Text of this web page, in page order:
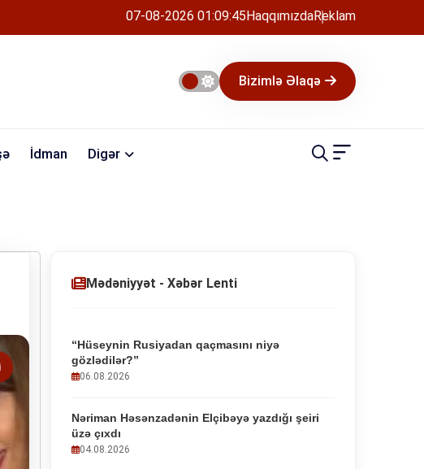
07-08-2026 01:09:45HaqqımızdaReklam
Bizimlə Əlaqə
İdman Digər
Mədəniyyət - Xəbər Lenti
“Hüseynin Rusiyadan qaçmasını niyə
gözlədilər?”
06.08.2026
Nəriman Həsənzadənin Elçibəyə yazdığı şeiri
üzə çıxdı
04.08.2026